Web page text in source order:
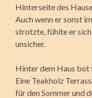
Hinterseite des
Auch wenn er sonst
strotzte, fühlte er
unsicher.
Hinter dem Haus bot
Eine Teakholz
für den Sommer und